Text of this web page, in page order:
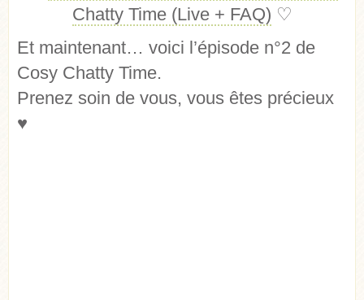
Chatty Time (Live + FAQ) ♡
Et maintenant… voici l’épisode n°2 de
Cosy Chatty Time.
Prenez soin de vous, vous êtes précieux
♥